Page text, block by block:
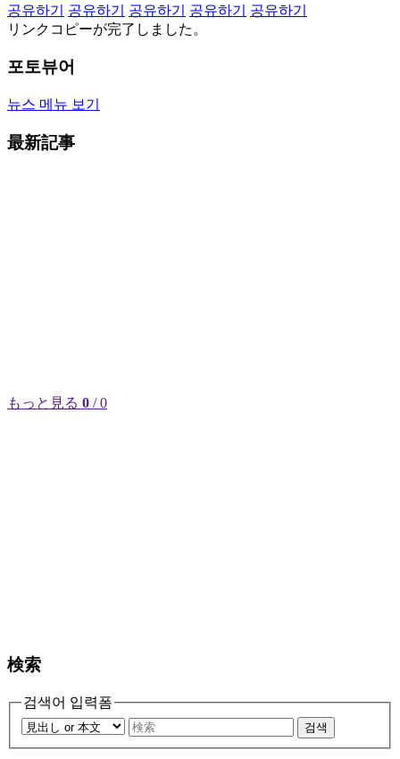
공유하기
공유하기 공유하기 공유하기
공유하기
リンクコピーが完了しました。
포토뷰어
뉴스 메뉴 보기
最新記事
もっと見る 0 / 0
検索
검색어 입력폼
검색